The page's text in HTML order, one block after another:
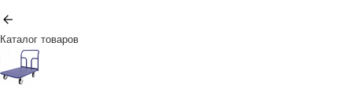
Каталог товаров